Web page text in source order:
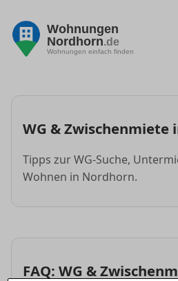
Wohnungen
Nordhorn.de
Wohnungen einfach finden
WG & Zwischenmiete
Tipps zur WG-Suche,
Wohnen in Nordhorn.
FAQ: WG &